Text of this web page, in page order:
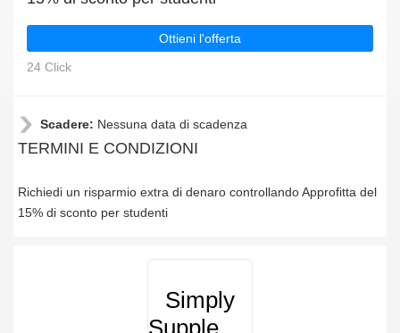
Ottieni l'offerta
24 Click
Scadere: Nessuna data di scadenza
TERMINI E CONDIZIONI
Richiedi un risparmio extra di denaro controllando Approfitta del
15% di sconto per studenti
Simply